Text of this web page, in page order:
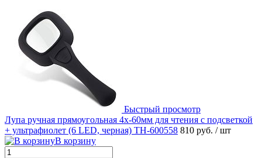
Быстрый просмотр
Лупа ручная прямоугольная 4x-60мм для чтения с подсветкой
+ ультрафиолет (6 LED, черная) TH-600558 810 руб. / шт
В корзину